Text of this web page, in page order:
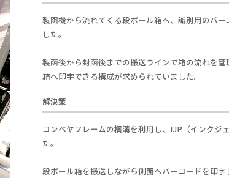
製函機から流れてくる段ボール箱へ、識別用のバ
した。
製函後から封函後までの搬送ラインで箱の流れを
箱へ印字できる構成が求められていました。
解決策
コンベヤフレームの横溝を利用し、IJP（インクジ
た。
段ボール箱を搬送しながら側面へバーコードを印